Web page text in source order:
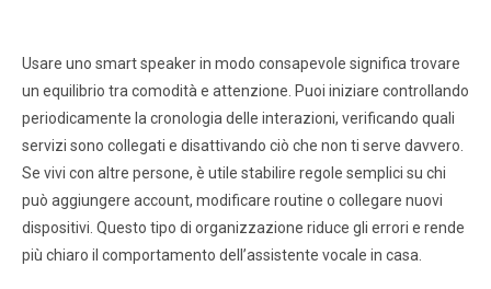
Usare uno smart speaker in modo consapevole significa trovare
un equilibrio tra comodità e attenzione. Puoi iniziare controllando
periodicamente la cronologia delle interazioni, verificando quali
servizi sono collegati e disattivando ciò che non ti serve davvero.
Se vivi con altre persone, è utile stabilire regole semplici su chi
può aggiungere account, modificare routine o collegare nuovi
dispositivi. Questo tipo di organizzazione riduce gli errori e rende
più chiaro il comportamento dell’assistente vocale in casa.